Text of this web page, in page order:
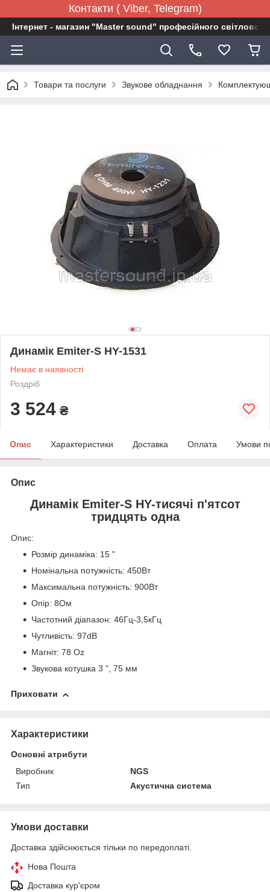
Контакти ( Viber, Telegram)
Інтернет - магазин "Master sound" професійного
Товари та послуги Звукове обладнання
Динамік Emiter-S HY-1531
Немає в наявності
Роздріб
3 524 ₴
Опис Характеристики Доставка Оплата Умови
Опис
Динамік Emiter-S HY-тисячі п'ятсот
тридцять одна
Опис:
Розмір динаміка: 15 "
Номінальна потужність: 450Вт
Максимальна потужність: 900Вт
Опір: 8Ом
Частотний діапазон: 46Гц-3,5кГц
Чутливість: 97dB
Магніт: 78 Oz
Звукова котушка 3 ", 75 мм
Приховати
Характеристики
Основні атрибути
Виробник
NGS
Тип
Акустична система
Умови доставки
Доставка здійснюється тільки по передоплаті.
Нова Пошта
Доставка кур'єром